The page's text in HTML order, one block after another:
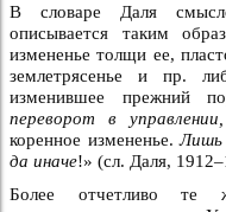
В словаре Даля
описывается таким
измененье толщи ее,
землетрясенье и пр.
изменившее прежний
переворот в
коренное измененье.Лишь
да иначе!» (сл. Даля,
Более отчетливо те